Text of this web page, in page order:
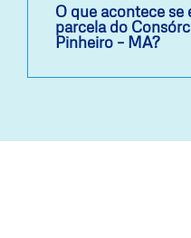
O que acontece se
parcela do
Pinheiro – MA?